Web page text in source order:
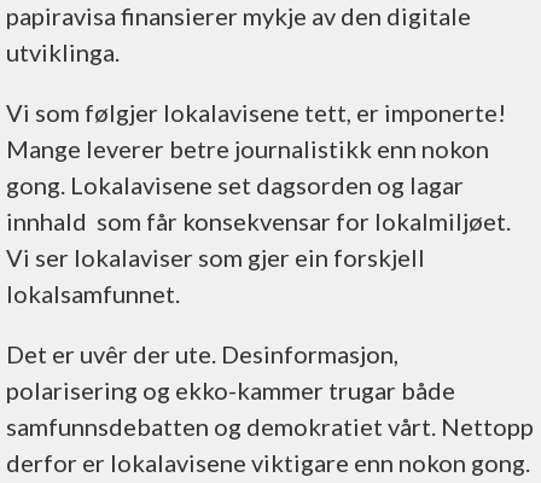
papiravisa finansierer mykje av den digitale
utviklinga.
Vi som følgjer lokalavisene tett, er imponerte!
Mange leverer betre journalistikk enn nokon
gong. Lokalavisene set dagsorden og lagar
innhald som får konsekvensar for lokalmiljøet.
Vi ser lokalaviser som gjer ein forskjell
lokalsamfunnet.
Det er uvêr der ute. Desinformasjon,
polarisering og ekko-kammer trugar både
samfunnsdebatten og demokratiet vårt. Nettopp
derfor er lokalavisene viktigare enn nokon gong.